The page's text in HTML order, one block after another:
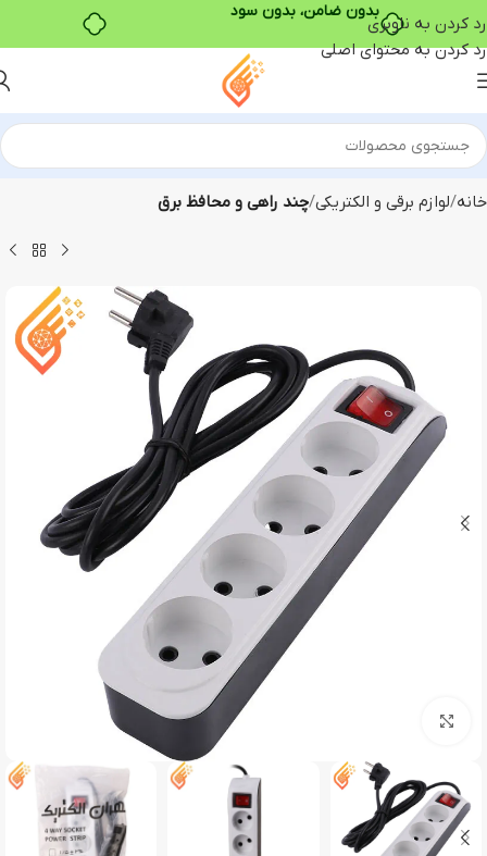
بدون ضامن، بدون سود
رد کردن به ناوبری
رد کردن به محتوای اصلی
خانه لوازم برقی و الکتریکی چند راهی و محافظ برق